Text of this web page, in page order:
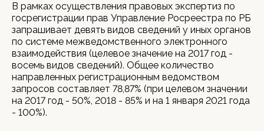
В рамках осуществления правовых экспертиз по
госрегистрации прав Управление Росреестра по РБ
запрашивает девять видов сведений у иных органов
по системе межведомственного электронного
взаимодействия (целевое значение на 2017 год -
восемь видов сведений). Общее количество
направленных регистрационным ведомством
запросов составляет 78,87% (при целевом значении
на 2017 год - 50%, 2018 - 85% и на 1 января 2021 года
- 100%).